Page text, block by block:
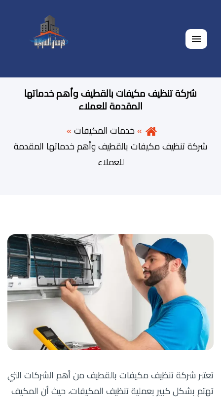
القائمة
شركة تنظيف مكيفات بالقطيف وأهم خدماتها
المقدمة للعملاء
خدمات المكيفات
شركة تنظيف مكيفات بالقطيف وأهم خدماتها المقدمة
للعملاء
تعتبر شركة تنظيف مكيفات بالقطيف من أهم الشركات التي
تهتم بشكل كبير بعملية تنظيف المكيفات، حيث أن المكيف